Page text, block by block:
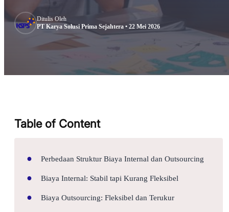
Ditulis Oleh
PT Karya Solusi Prima Sejahtera • 22 Mei 2026
Table of Content
Perbedaan Struktur Biaya Internal dan Outsourcing
Biaya Internal: Stabil tapi Kurang Fleksibel
Biaya Outsourcing: Fleksibel dan Terukur